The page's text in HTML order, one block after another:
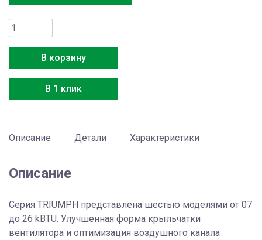
Количество
товара
Clima
RC-
TWN28HN
В корзину
В 1 клик
Описание Детали Характеристики
Описание
Серия TRIUMPH представлена шестью моделями от 07
до 26 kBTU. Улучшенная форма крыльчатки
вентилятора и оптимизация воздушного канала